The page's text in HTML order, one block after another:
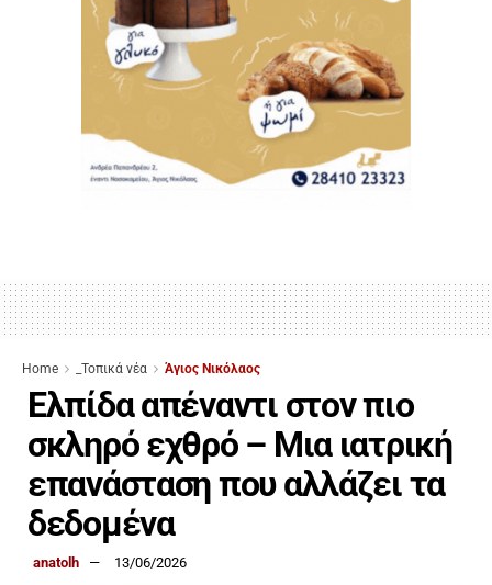
Home _Τοπικά νέα Άγιος Νικόλαος
Ελπίδα απέναντι στον πιο
σκληρό εχθρό – Μια ιατρική
επανάσταση που αλλάζει τα
δεδομένα
anatolh 13/06/2026